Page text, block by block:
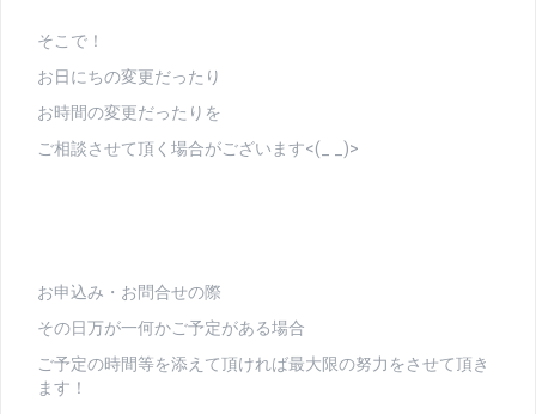
そこで！
お日にちの変更だったり
お時間の変更だったりを
ご相談させて頂く場合がございます<(_ _)>
お申込み・お問合せの際
その日万が一何かご予定がある場合
ご予定の時間等を添えて頂ければ最大限の努力をさせて頂き
ます！